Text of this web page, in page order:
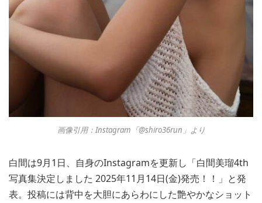
画像引用：Instagram「@shiro36run」より
白間は9月1日、自身のInstagramを更新し「白間美瑠4th
写真集決定しました 2025年11月14日(金)発売！！」と発
表。投稿には背中を大胆にあらわにした艶やかなショット